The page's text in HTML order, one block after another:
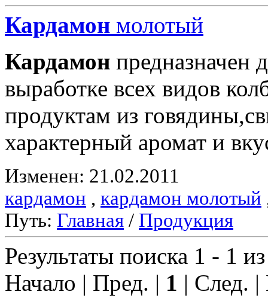
Кардамон молотый
Кардамон предназначен
выработке всех видов
продуктам из
характерный аромат и
Изменен: 21.02.2011
кардамон , кардамон молотый
Путь: Главная / Продукция
Результаты поиска 1 - 1
Начало | Пред. | 1 | След.